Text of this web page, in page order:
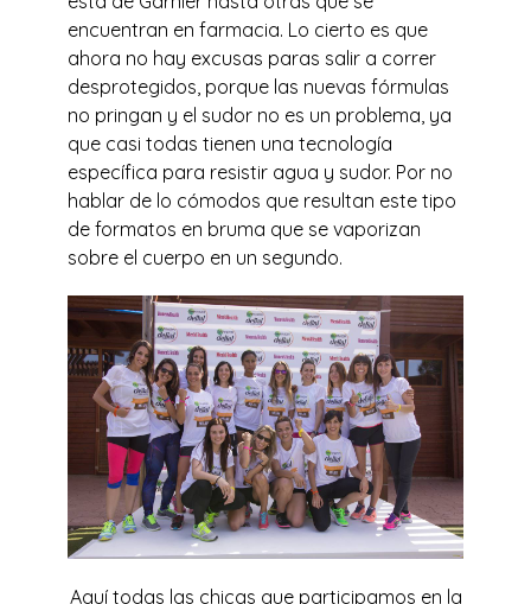
encuentran en farmacia. Lo cierto es que
ahora no hay excusas paras salir a correr
desprotegidos, porque las nuevas fórmulas
no pringan y el sudor no es un problema, ya
que casi todas tienen una tecnología
específica para resistir agua y sudor. Por no
hablar de lo cómodos que resultan este tipo
de formatos en bruma que se vaporizan
sobre el cuerpo en un segundo.
Aquí todas las chicas que participamos en la